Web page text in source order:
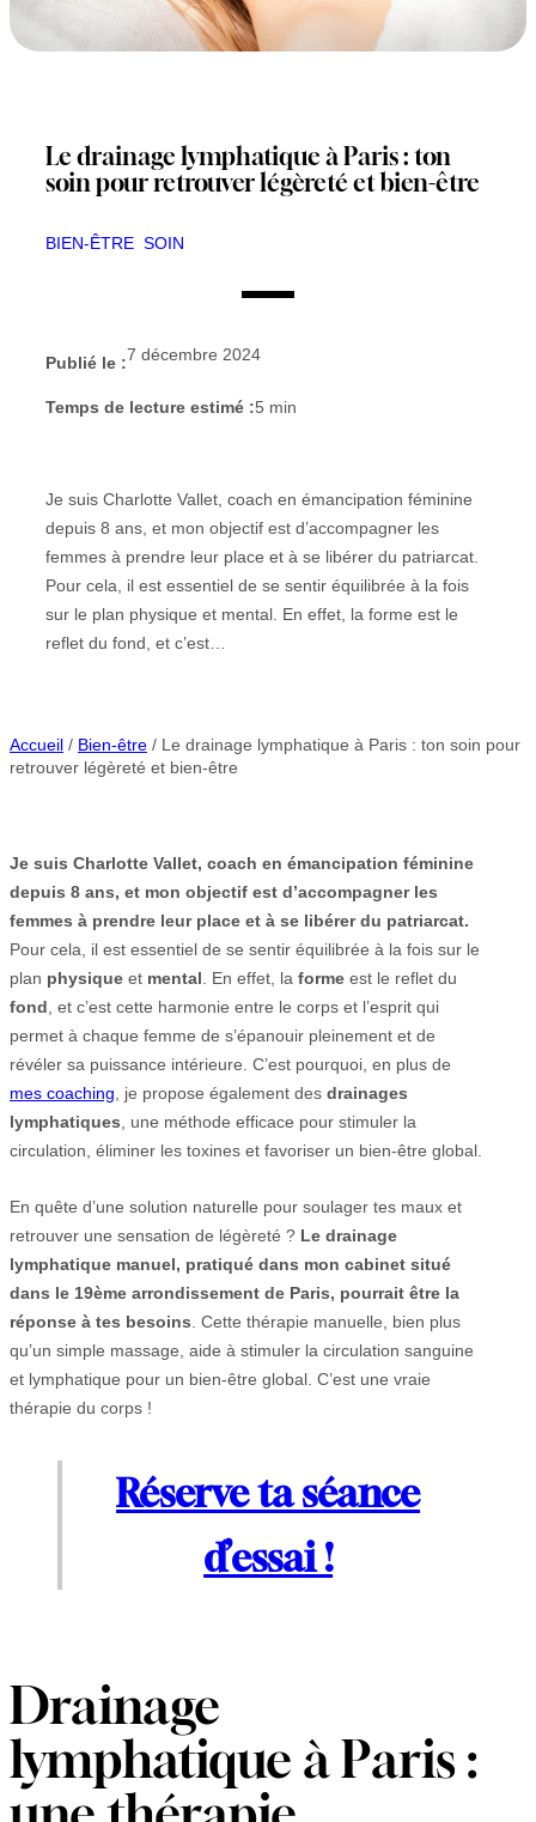
Le drainage lymphatique à Paris : ton
soin pour retrouver légèreté et bien-être
BIEN-ÊTRE SOIN
Publié le :7 décembre 2024
Temps de lecture estimé :5 min
Je suis Charlotte Vallet, coach en émancipation féminine
depuis 8 ans, et mon objectif est d’accompagner les
femmes à prendre leur place et à se libérer du patriarcat.
Pour cela, il est essentiel de se sentir équilibrée à la fois
sur le plan physique et mental. En effet, la forme est le
reflet du fond, et c’est…
Accueil / Bien-être / Le drainage lymphatique à Paris : ton soin pour
retrouver légèreté et bien-être
Je suis Charlotte Vallet, coach en émancipation féminine
depuis 8 ans, et mon objectif est d’accompagner les
femmes à prendre leur place et à se libérer du patriarcat.
Pour cela, il est essentiel de se sentir équilibrée à la fois sur le
plan physique et mental . En effet, la forme est le reflet du
fond , et c’est cette harmonie entre le corps et l’esprit qui
permet à chaque femme de s’épanouir pleinement et de
révéler sa puissance intérieure. C’est pourquoi, en plus de
mes coaching , je propose également des drainages
lymphatiques , une méthode efficace pour stimuler la
circulation, éliminer les toxines et favoriser un bien-être global.
En quête d’une solution naturelle pour soulager tes maux et
retrouver une sensation de légèreté ? Le drainage
lymphatique manuel, pratiqué dans mon cabinet situé
dans le 19ème arrondissement de Paris, pourrait être la
réponse à tes besoins . Cette thérapie manuelle, bien plus
qu’un simple massage, aide à stimuler la circulation sanguine
et lymphatique pour un bien-être global. C’est une vraie
thérapie du corps !
Réserve ta séance
d’essai !
Drainage
lymphatique à Paris :